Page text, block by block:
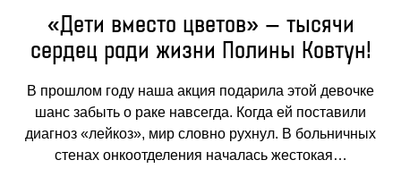
«Дети вместо цветов» — тысячи
сердец ради жизни Полины Ковтун!
В прошлом году наша акция подарила этой девочке
шанс забыть о раке навсегда. Когда ей поставили
диагноз «лейкоз», мир словно рухнул. В больничных
стенах онкоотделения началась жестокая…